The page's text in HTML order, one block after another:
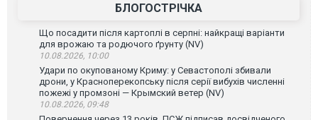
БЛОГОСТРІЧКА
Що посадити після картоплі в серпні: найкращі варіанти
для врожаю та родючого ґрунту (NV)
10.08.2026, 10:00
Удари по окупованому Криму: у Севастополі збивали
дрони, у Красноперекопську після серії вибухів численні
пожежі у промзоні — Крымский ветер (NV)
10.08.2026, 09:48